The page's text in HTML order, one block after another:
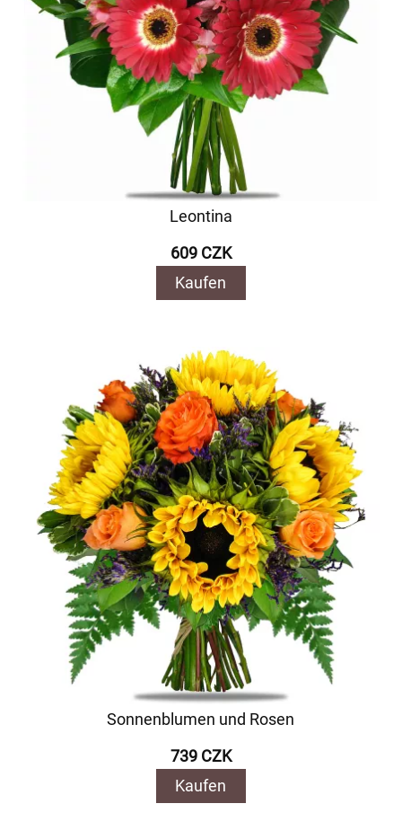
Leontina
609 CZK
Kaufen
Sonnenblumen und Rosen
739 CZK
Kaufen